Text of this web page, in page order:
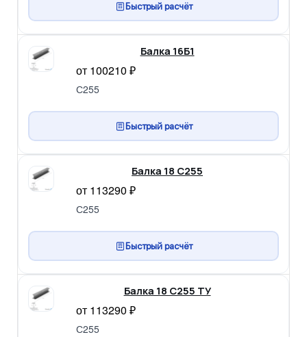
Быстрый расчёт
Балка 16Б1
от 100210 ₽
С255
Быстрый расчёт
Балка 18 С255
от 113290 ₽
С255
Быстрый расчёт
Балка 18 С255 ТУ
от 113290 ₽
С255